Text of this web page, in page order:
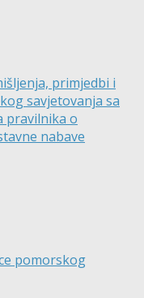
primjedbi i
savjetovanja sa
pravilnika o
nabave
pomorskog